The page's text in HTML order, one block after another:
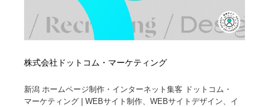
株式会社ドットコム・マーケティング
新潟 ホームページ制作・インターネット集客 ドットコム・
マーケティング | WEBサイト制作、WEBサイトデザイン、イ